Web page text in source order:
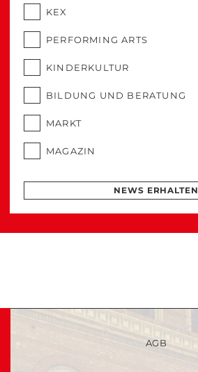
KEX
PERFORMING ARTS
KINDERKULTUR
BILDUNG UND BERATUNG
MARKT
MAGAZIN
NEWS ERHALTEN
AGB